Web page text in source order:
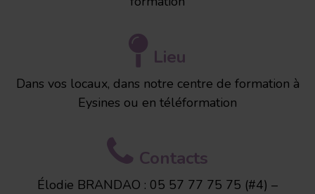
cookies pour réaliser des mesures d'audience, pour
améliorer et personnaliser votre expérience sur le site et
pour vous proposer des contenus et de la publicité
personnalisés. Vous pouvez modifier vos préférences en
matière de cookies à tout moment en cliquant sur «
en savoir plus, consultez notre
Politique de confidentialité
Lieu
Dans vos locaux, dans notre centre de formation à
Eysines ou en téléformation
Contacts
Élodie BRANDAO : 05 57 77 75 75 (#4) –